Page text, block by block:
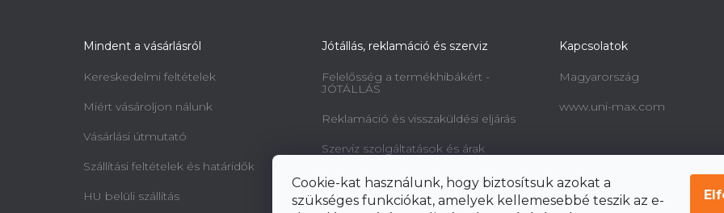
Cookie-kat használunk, hogy biztosítsuk azokat a
szükséges funkciókat, amelyek kellemesebbé teszik az e-
Mindent a vásárlásról
Kereskedelmi feltételek
Miért vásároljon nálunk
Vásárlási útmutató
Szállítási feltételek és határidők
HU belüli szállítás
Jótállás, reklamáció és szerviz
Felelősség a termékhibákért -
JÓTÁLLÁS
Reklamáció és visszaküldési eljárás
Szerviz szolgáltatások és árak
Minta információk a fogyasztók
jogairól és a szerződéstől való
elállásról
Kapcsolatok
Magyarország
www.uni-max.com